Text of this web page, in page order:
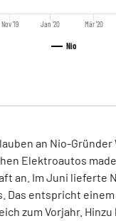
Nio
Nov '19 Jan '20 Mär '20
an Nio-Gründer
Elektroautos
an. Im Juni lieferte
Das entspricht einem
zum Vorjahr. Hinzu